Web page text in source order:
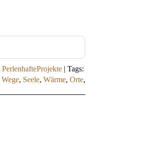
PerlenhafteProjekte | Tags:
Wege, Seele, Wärme, Orte,